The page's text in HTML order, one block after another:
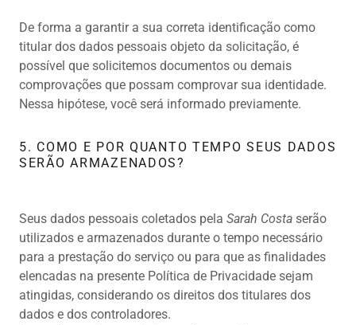
De forma a garantir a sua correta identificação como
titular dos dados pessoais objeto da solicitação, é
possível que solicitemos documentos ou demais
comprovações que possam comprovar sua identidade.
Nessa hipótese, você será informado previamente.
5. COMO E POR QUANTO TEMPO SEUS DADOS
SERÃO ARMAZENADOS?
Seus dados pessoais coletados pela Sarah Costa serão
utilizados e armazenados durante o tempo necessário
para a prestação do serviço ou para que as finalidades
elencadas na presente Política de Privacidade sejam
atingidas, considerando os direitos dos titulares dos
dados e dos controladores.